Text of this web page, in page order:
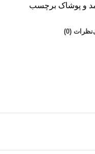
و پوشاک برچسب
نظرات (0)